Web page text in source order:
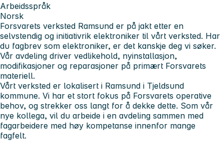
Arbeidsspråk
Norsk
Forsvarets verksted Ramsund er på jakt etter en
selvstendig og initiativrik elektroniker til vårt verksted. Har
du fagbrev som elektroniker, er det kanskje deg vi søker.
Vår avdeling driver vedlikehold, nyinstallasjon,
modifikasjoner og reparasjoner på primært Forsvarets
materiell.
Vårt verksted er lokalisert i Ramsund i Tjeldsund
kommune. Vi har et stort fokus på Forsvarets operative
behov, og strekker oss langt for å dekke dette. Som vår
nye kollega, vil du arbeide i en avdeling sammen med
fagarbeidere med høy kompetanse innenfor mange
fagfelt.